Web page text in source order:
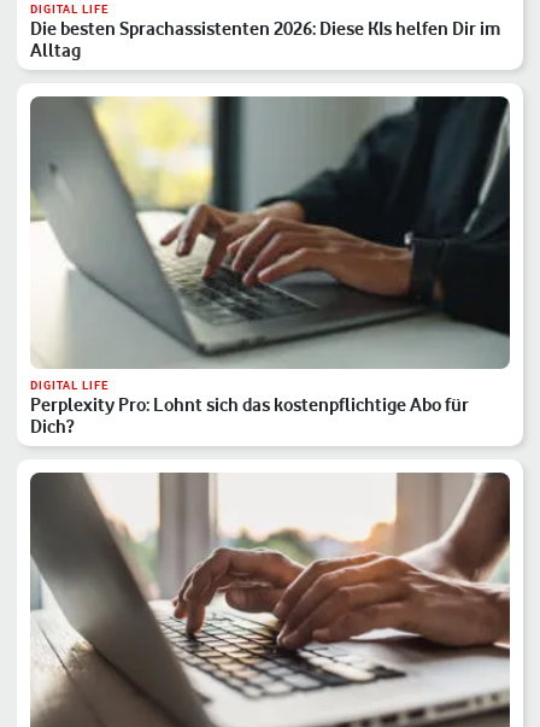
DIGITAL LIFE
Die besten Sprachassistenten 2026: Diese KIs helfen Dir im
Alltag
DIGITAL LIFE
Perplexity Pro: Lohnt sich das kostenpflichtige Abo für
Dich?